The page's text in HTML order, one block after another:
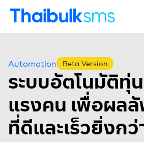
Automation Beta Version
ระบบอัตโนมัติทุ่น
แรงคน เพื่อผล
ที่ดีและเร็วยิ่งกว่